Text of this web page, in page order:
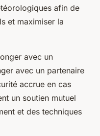
afin de
et maximiser la
avec un
avec un partenaire
accrue en cas
un soutien mutuel
et des techniques